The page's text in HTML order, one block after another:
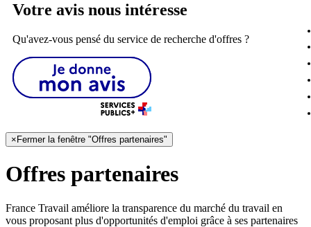
Votre avis nous intéresse
Qu'avez-vous pensé du service de recherche d'offres ?
× Fermer la fenêtre "Offres partenaires"
Offres partenaires
France Travail améliore la transparence du marché du travail en
vous proposant plus d'opportunités d'emploi grâce à ses partenaires